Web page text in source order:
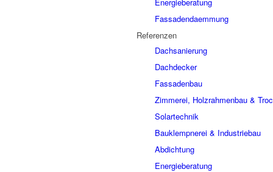
Fassadendaemmung
Referenzen
Dachsanierung
Dachdecker
Fassadenbau
Zimmerei, Holzrahmenbau &
Solartechnik
Bauklempnerei & Industriebau
Abdichtung
Energieberatung